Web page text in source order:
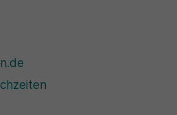
generierte ID, für die